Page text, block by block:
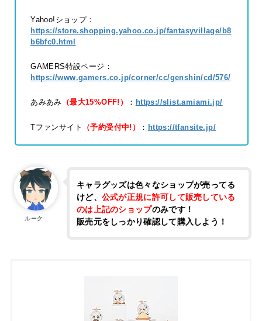
Yahoo!ショップ：
https://store.shopping.yahoo.co.jp/fantasyvillage/b8
b6bfc0.html
GAMERS特設ページ：
https://www.gamers.co.jp/corner/cc/genshin/cd/576/
あみあみ （最大15%OFF!） ： https://slist.amiami.jp/
Tファンサイト （予約受付中!） ： https://tfansite.jp/
ルーク
キャラグッズは色々なショップが売ってる
けど、 公式が正規に許可して販売している
のは上記のショップのみです！
販売元をしっかり確認して購入しよう！